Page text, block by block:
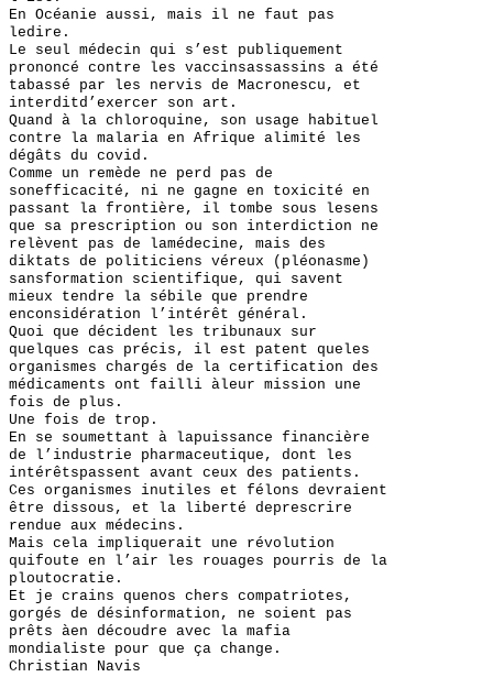
En Océanie aussi, mais il ne faut pas
ledire.
Le seul médecin qui s’est publiquement
prononcé contre les vaccinsassassins a été
tabassé par les nervis de Macronescu, et
interditd’exercer son art.
Quand à la chloroquine, son usage habituel
contre la malaria en Afrique alimité les
dégâts du covid.
Comme un remède ne perd pas de
sonefficacité, ni ne gagne en toxicité en
passant la frontière, il tombe sous lesens
que sa prescription ou son interdiction ne
relèvent pas de lamédecine, mais des
diktats de politiciens véreux (pléonasme)
sansformation scientifique, qui savent
mieux tendre la sébile que prendre
enconsidération l’intérêt général.
Quoi que décident les tribunaux sur
quelques cas précis, il est patent queles
organismes chargés de la certification des
médicaments ont failli àleur mission une
fois de plus.
Une fois de trop.
En se soumettant à lapuissance financière
de l’industrie pharmaceutique, dont les
intérêtspassent avant ceux des patients.
Ces organismes inutiles et félons devraient
être dissous, et la liberté deprescrire
rendue aux médecins.
Mais cela impliquerait une révolution
quifoute en l’air les rouages pourris de la
ploutocratie.
Et je crains quenos chers compatriotes,
gorgés de désinformation, ne soient pas
prêts àen découdre avec la mafia
mondialiste pour que ça change.
Christian Navis